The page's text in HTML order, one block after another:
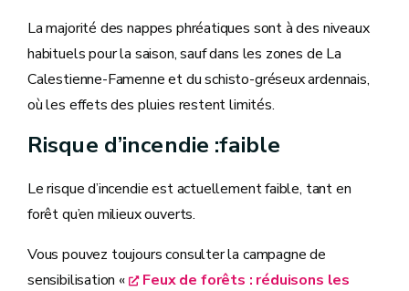
La majorité des nappes phréatiques sont à des niveaux
habituels pour la saison, sauf dans les zones de La
Calestienne-Famenne et du schisto-gréseux ardennais,
où les effets des pluies restent limités.
Risque d’incendie :faible
Le risque d’incendie est actuellement faible, tant en
forêt qu’en milieux ouverts.
Vous pouvez toujours consulter la campagne de
sensibilisation «
Feux de forêts : réduisons les